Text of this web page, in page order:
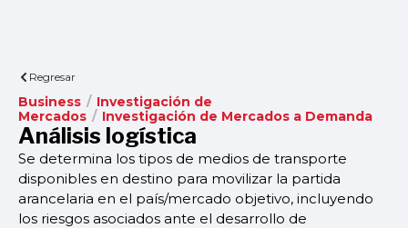
Regresar
Business / Investigación de
Mercados / Investigación de Mercados a Demanda
Análisis logística
Se determina los tipos de medios de transporte
disponibles en destino para movilizar la partida
arancelaria en el país/mercado objetivo, incluyendo
los riesgos asociados ante el desarrollo de